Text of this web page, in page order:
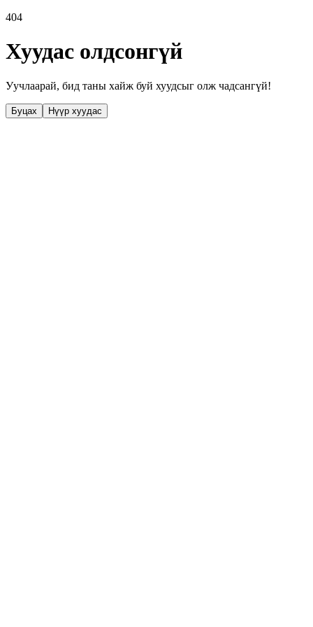
404
Хуудас олдсонгүй
Уучлаарай, бид таны хайж буй хуудсыг олж чадсангүй!
Буцах Нүүр хуудас